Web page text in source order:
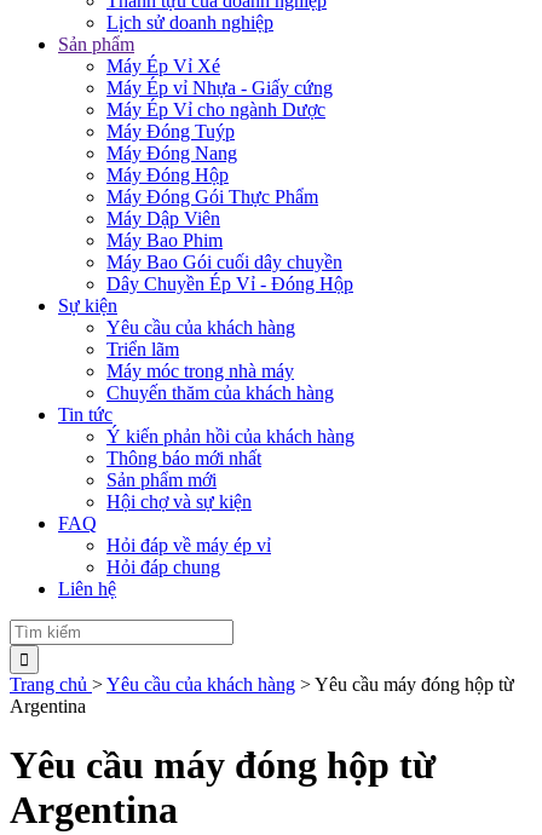
Lịch sử doanh nghiệp
Sản phẩm
Máy Ép Vỉ Xé
Máy Ép vỉ Nhựa - Giấy cứng
Máy Ép Vỉ cho ngành Dược
Máy Đóng Tuýp
Máy Đóng Nang
Máy Đóng Hộp
Máy Đóng Gói Thực Phẩm
Máy Dập Viên
Máy Bao Phim
Máy Bao Gói cuối dây chuyền
Dây Chuyền Ép Vỉ - Đóng Hộp
Sự kiện
Yêu cầu của khách hàng
Triển lãm
Máy móc trong nhà máy
Chuyến thăm của khách hàng
Tin tức
Ý kiến phản hồi của khách hàng
Thông báo mới nhất
Sản phẩm mới
Hội chợ và sự kiện
FAQ
Hỏi đáp về máy ép vỉ
Hỏi đáp chung
Liên hệ
Trang chủ >Yêu cầu của khách hàng >Yêu cầu máy đóng hộp từ
Argentina
Yêu cầu máy đóng hộp từ
Argentina